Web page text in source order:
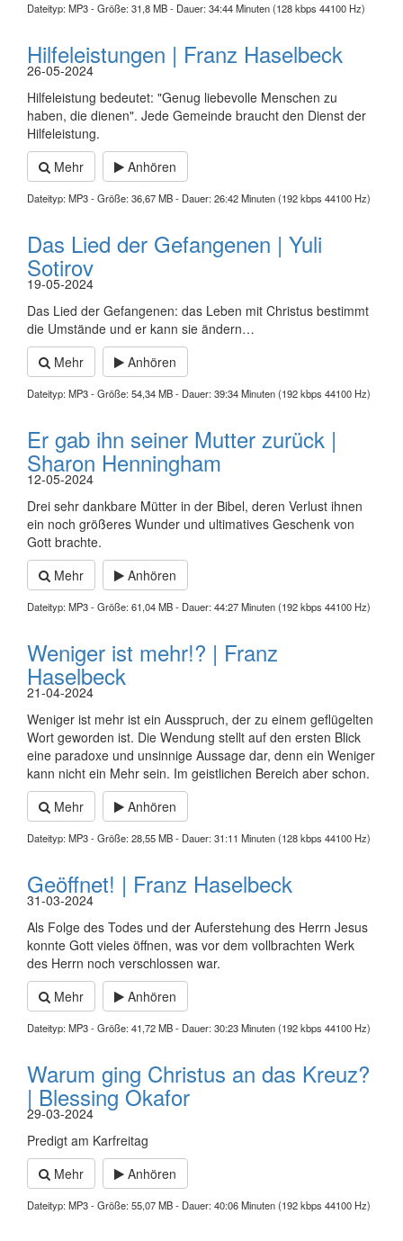
Dateityp: MP3 - Größe: 31,8 MB - Dauer: 34:44 Minuten (128 kbps 44100 Hz)
Hilfeleistungen | Franz Haselbeck
26-05-2024
Hilfeleistung bedeutet: "Genug liebevolle Menschen zu
haben, die dienen". Jede Gemeinde braucht den Dienst der
Hilfeleistung.
Mehr
Anhören
Dateityp: MP3 - Größe: 36,67 MB - Dauer: 26:42 Minuten (192 kbps 44100 Hz)
Das Lied der Gefangenen | Yuli
Sotirov
19-05-2024
Das Lied der Gefangenen: das Leben mit Christus bestimmt
die Umstände und er kann sie ändern…
Mehr
Anhören
Dateityp: MP3 - Größe: 54,34 MB - Dauer: 39:34 Minuten (192 kbps 44100 Hz)
Er gab ihn seiner Mutter zurück |
Sharon Henningham
12-05-2024
Drei sehr dankbare Mütter in der Bibel, deren Verlust ihnen
ein noch größeres Wunder und ultimatives Geschenk von
Gott brachte.
Mehr
Anhören
Dateityp: MP3 - Größe: 61,04 MB - Dauer: 44:27 Minuten (192 kbps 44100 Hz)
Weniger ist mehr!? | Franz
Haselbeck
21-04-2024
Weniger ist mehr ist ein Ausspruch, der zu einem geflügelten
Wort geworden ist. Die Wendung stellt auf den ersten Blick
eine paradoxe und unsinnige Aussage dar, denn ein Weniger
kann nicht ein Mehr sein. Im geistlichen Bereich aber schon.
Mehr
Anhören
Dateityp: MP3 - Größe: 28,55 MB - Dauer: 31:11 Minuten (128 kbps 44100 Hz)
Geöffnet! | Franz Haselbeck
31-03-2024
Als Folge des Todes und der Auferstehung des Herrn Jesus
konnte Gott vieles öffnen, was vor dem vollbrachten Werk
des Herrn noch verschlossen war.
Mehr
Anhören
Dateityp: MP3 - Größe: 41,72 MB - Dauer: 30:23 Minuten (192 kbps 44100 Hz)
Warum ging Christus an das Kreuz?
| Blessing Okafor
29-03-2024
Predigt am Karfreitag
Mehr
Anhören
Dateityp: MP3 - Größe: 55,07 MB - Dauer: 40:06 Minuten (192 kbps 44100 Hz)